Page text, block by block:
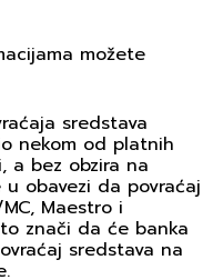
možete
sredstava
nekom od platnih
a bez obzira na
obavezi da povraćaj
Maestro i
znači da će banka
sredstava na